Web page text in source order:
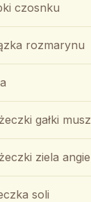
czosnku
rozmarynu
gałki
ziela
soli